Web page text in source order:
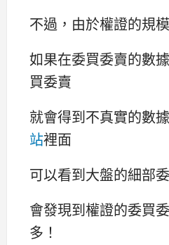
不過，由於權證的規
如果在委買委賣的數
買委賣
就會得到不真實的數
站裡面
可以看到大盤的細部
會發現到權證的委買
多！